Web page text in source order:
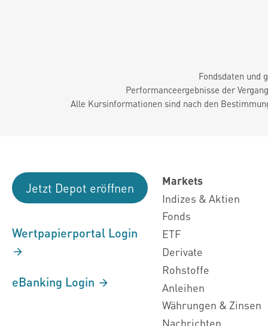
Fondsdaten und
Performanceergebnisse der
Alle Kursinformationen sind nach den
Jetzt Depot eröffnen
Wertpapierportal Login
eBanking Login
Markets
Indizes & Aktien
Fonds
ETF
Derivate
Rohstoffe
Anleihen
Währungen & Zinsen
Nachrichten